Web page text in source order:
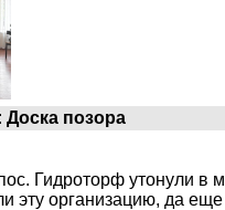
Доска позора
Гидроторф утонули в
эту организацию, да